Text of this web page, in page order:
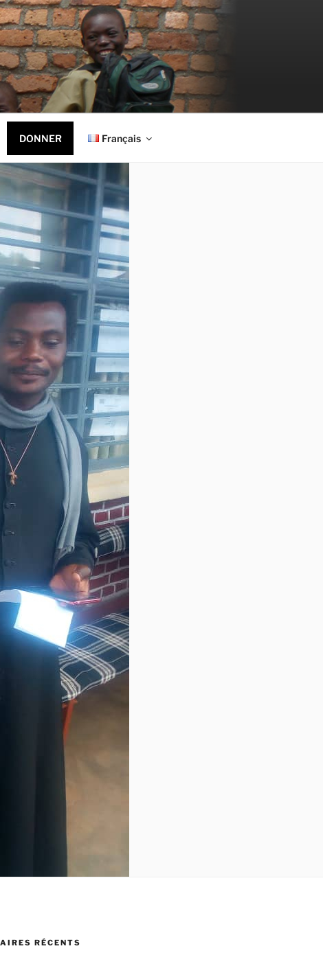
DONNER Français
RÉCENTS